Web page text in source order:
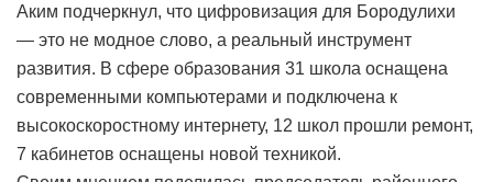
Аким подчеркнул, что цифровизация для Бородулихи
— это не модное слово, а реальный инструмент
развития. В сфере образования 31 школа оснащена
современными компьютерами и подключена к
высокоскоростному интернету, 12 школ прошли ремонт,
7 кабинетов оснащены новой техникой.